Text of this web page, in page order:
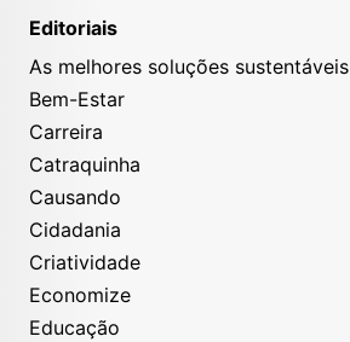
Editoriais
As melhores soluções sustentáveis
Bem-Estar
Carreira
Catraquinha
Causando
Cidadania
Criatividade
Economize
Educação